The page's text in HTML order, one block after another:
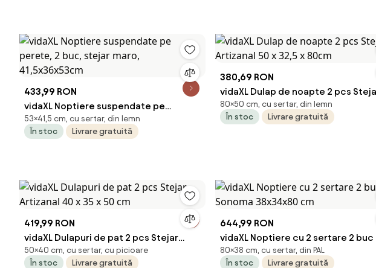
433,99 RON
vidaXL Noptiere suspendate pe
perete, 2 buc, stejar maro,
41,5x36x53cm
53×41,5 cm, cu sertar, din lemn
În stoc
Livrare gratuită
380,69 RON
vidaXL Dulap de noapte 2 pcs
Artizanal 50 x 32,5 x 80cm
80×50 cm, cu sertar, din lemn
În stoc
Livrare gratuită
419,99 RON
vidaXL Dulapuri de pat 2 pcs Stejar
Artizanal 40 x 35 x 50 cm
50×40 cm, cu sertar, cu picioare
În stoc
Livrare gratuită
644,99 RON
vidaXL Noptiere cu 2 sertare 2 buc
Sonoma 38x34x80 cm
80×38 cm, cu sertar, din PAL
În stoc
Livrare gratuită